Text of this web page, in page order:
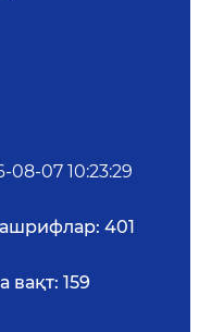
08-07 10:23:29
401
вақт: 159